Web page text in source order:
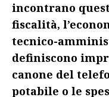
incontrano
fiscalità,
tecnico-
definiscono
canone del
potabile o le